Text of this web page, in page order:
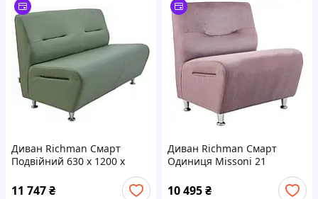
Диван Richman Смарт
Подвійний 630 x 1200 x
800H см Флай 2235 Темно-
зелений
11 747₴
Диван Richman Смарт
Одиниця Missoni 21
10 495₴